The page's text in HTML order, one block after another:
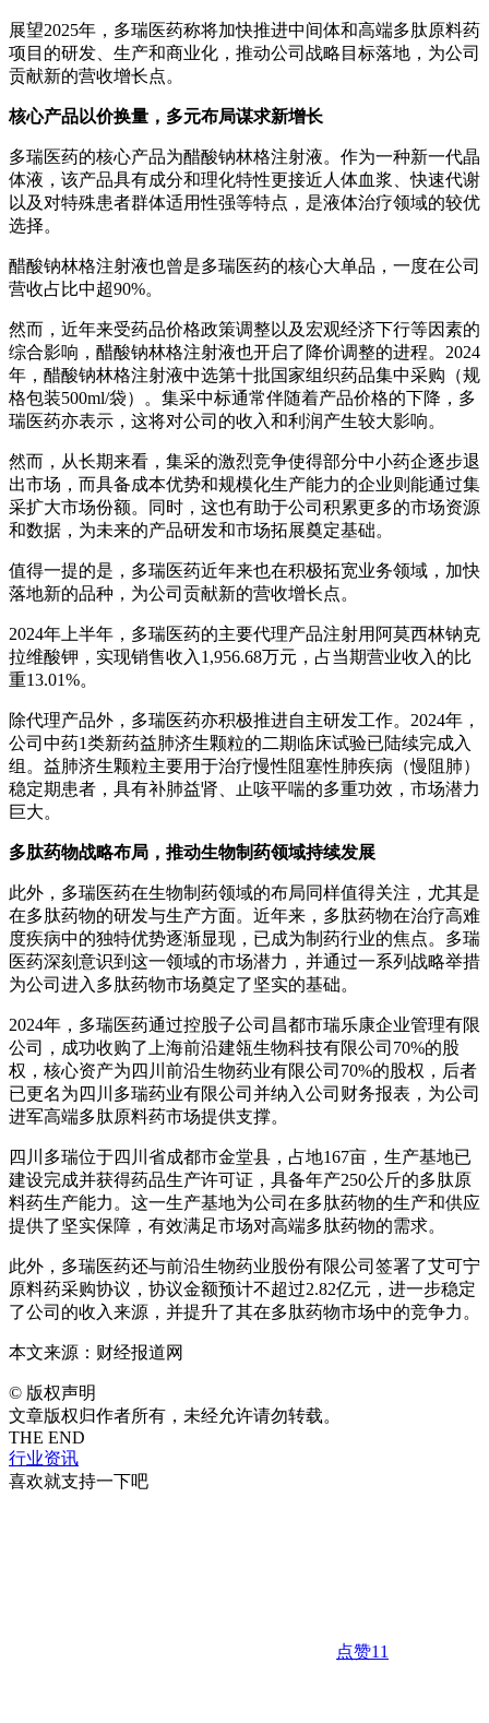
展望2025年，多瑞医药称将加快推进中间体和高端多肽原料药
项目的研发、生产和商业化，推动公司战略目标落地，为公司
贡献新的营收增长点。
核心产品以价换量，多元布局谋求新增长
多瑞医药的核心产品为醋酸钠林格注射液。作为一种新一代晶
体液，该产品具有成分和理化特性更接近人体血浆、快速代谢
以及对特殊患者群体适用性强等特点，是液体治疗领域的较优
选择。
醋酸钠林格注射液也曾是多瑞医药的核心大单品，一度在公司
营收占比中超90%。
然而，近年来受药品价格政策调整以及宏观经济下行等因素的
综合影响，醋酸钠林格注射液也开启了降价调整的进程。2024
年，醋酸钠林格注射液中选第十批国家组织药品集中采购（规
格包装500ml/袋）。集采中标通常伴随着产品价格的下降，多
瑞医药亦表示，这将对公司的收入和利润产生较大影响。
然而，从长期来看，集采的激烈竞争使得部分中小药企逐步退
出市场，而具备成本优势和规模化生产能力的企业则能通过集
采扩大市场份额。同时，这也有助于公司积累更多的市场资源
和数据，为未来的产品研发和市场拓展奠定基础。
值得一提的是，多瑞医药近年来也在积极拓宽业务领域，加快
落地新的品种，为公司贡献新的营收增长点。
2024年上半年，多瑞医药的主要代理产品注射用阿莫西林钠克
拉维酸钾，实现销售收入1,956.68万元，占当期营业收入的比
重13.01%。
除代理产品外，多瑞医药亦积极推进自主研发工作。2024年，
公司中药1类新药益肺济生颗粒的二期临床试验已陆续完成入
组。益肺济生颗粒主要用于治疗慢性阻塞性肺疾病（慢阻肺）
稳定期患者，具有补肺益肾、止咳平喘的多重功效，市场潜力
巨大。
多肽药物战略布局，推动生物制药领域持续发展
此外，多瑞医药在生物制药领域的布局同样值得关注，尤其是
在多肽药物的研发与生产方面。近年来，多肽药物在治疗高难
度疾病中的独特优势逐渐显现，已成为制药行业的焦点。多瑞
医药深刻意识到这一领域的市场潜力，并通过一系列战略举措
为公司进入多肽药物市场奠定了坚实的基础。
2024年，多瑞医药通过控股子公司昌都市瑞乐康企业管理有限
公司，成功收购了上海前沿建瓴生物科技有限公司70%的股
权，核心资产为四川前沿生物药业有限公司70%的股权，后者
已更名为四川多瑞药业有限公司并纳入公司财务报表，为公司
进军高端多肽原料药市场提供支撑。
四川多瑞位于四川省成都市金堂县，占地167亩，生产基地已
建设完成并获得药品生产许可证，具备年产250公斤的多肽原
料药生产能力。这一生产基地为公司在多肽药物的生产和供应
提供了坚实保障，有效满足市场对高端多肽药物的需求。
此外，多瑞医药还与前沿生物药业股份有限公司签署了艾可宁
原料药采购协议，协议金额预计不超过2.82亿元，进一步稳定
了公司的收入来源，并提升了其在多肽药物市场中的竞争力。
本文来源：财经报道网
© 版权声明
文章版权归作者所有，未经允许请勿转载。
THE END
行业资讯
喜欢就支持一下吧
点赞11